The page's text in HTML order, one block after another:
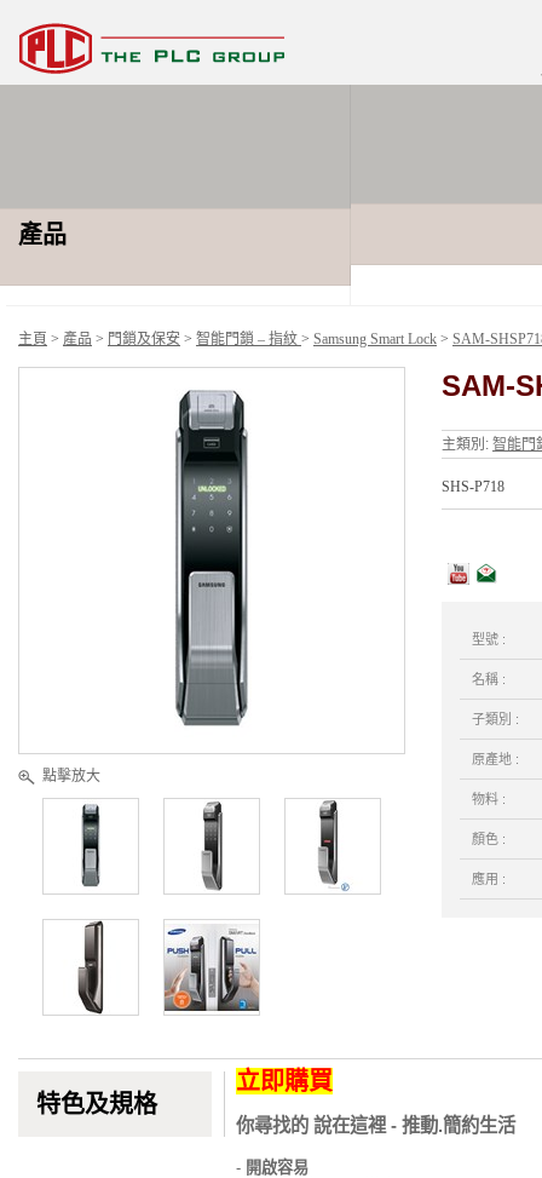
產品
主頁 > 產品 > 門鎖及保安 > 智能門鎖 – 指紋 > Samsung Smart Lock > SAM-
點擊放大
SAM-
主類別: 智能門
SHS-P718
型號 :
名稱 :
子類別 :
原產地 :
物料 :
顏色 :
應用 :
特色及規格
立即購買
你尋找的 說在這裡 - 推動.簡約生活
- 開啟容易